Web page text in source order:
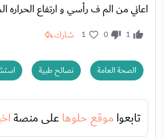
اعاني من الم ف رأسي و ارتفاع
1
0
1 شارك
الصحة العامة نصائح طبية
تابعوا موقع حلوهاعلى منصة